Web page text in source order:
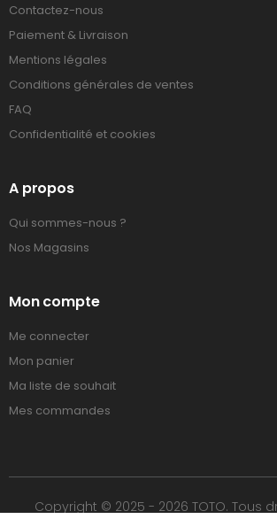
Contactez-nous
Paiement & Livraison
Mentions légales
Conditions générales de ventes
FAQ
Confidentialité et cookies
A propos
Qui sommes-nous ?
Nos Magasins
Mon compte
Me connecter
Mon panier
Ma liste de souhait
Mes commandes
Copyright © 2025 - 2026 TOTO. Tous